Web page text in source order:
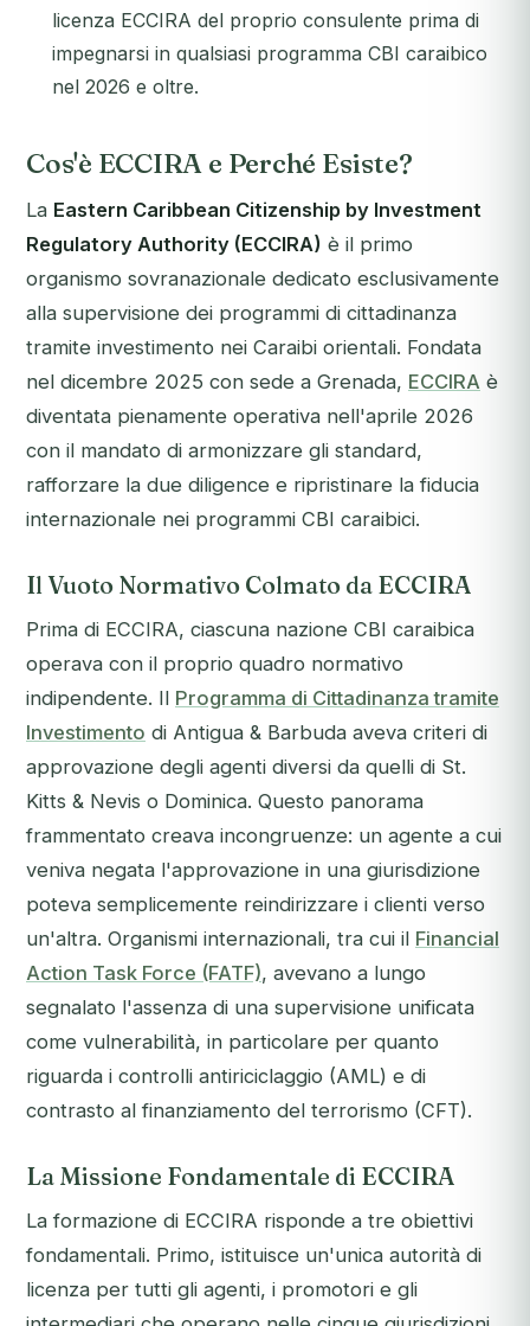
licenza ECCIRA del proprio consulente prima di
impegnarsi in qualsiasi programma CBI caraibico
nel 2026 e oltre.
Cos'è ECCIRA e Perché Esiste?
La Eastern Caribbean Citizenship by Investment
Regulatory Authority (ECCIRA) è il primo
organismo sovranazionale dedicato esclusivamente
alla supervisione dei programmi di cittadinanza
tramite investimento nei Caraibi orientali. Fondata
nel dicembre 2025 con sede a Grenada, ECCIRA è
diventata pienamente operativa nell'aprile 2026
con il mandato di armonizzare gli standard,
rafforzare la due diligence e ripristinare la fiducia
internazionale nei programmi CBI caraibici.
Il Vuoto Normativo Colmato da ECCIRA
Prima di ECCIRA, ciascuna nazione CBI caraibica
operava con il proprio quadro normativo
indipendente. Il Programma di Cittadinanza tramite
Investimento di Antigua & Barbuda aveva criteri di
approvazione degli agenti diversi da quelli di St.
Kitts & Nevis o Dominica. Questo panorama
frammentato creava incongruenze: un agente a cui
veniva negata l'approvazione in una giurisdizione
poteva semplicemente reindirizzare i clienti verso
un'altra. Organismi internazionali, tra cui il Financial
Action Task Force (FATF), avevano a lungo
segnalato l'assenza di una supervisione unificata
come vulnerabilità, in particolare per quanto
riguarda i controlli antiriciclaggio (AML) e di
contrasto al finanziamento del terrorismo (CFT).
La Missione Fondamentale di ECCIRA
La formazione di ECCIRA risponde a tre obiettivi
fondamentali. Primo, istituisce un'unica autorità di
licenza per tutti gli agenti, i promotori e gli